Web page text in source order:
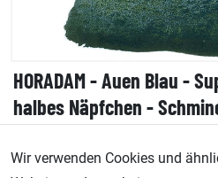
HORADAM - Auen Blau -
halbes Näpfchen -
Lagernd - sofort lieferbar
Wir verwenden Cookies und